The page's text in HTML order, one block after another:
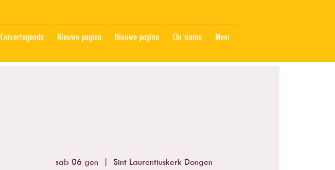
Concertagenda Nieuwe pagina Nieuwe pagina Chi siamo Meer
sab 06 gen Sint Laurentiuskerk Dongen